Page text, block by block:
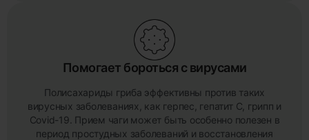
Помогает бороться с вирусами
Полисахариды гриба эффективны против таких
вирусных заболеваниях, как герпес, гепатит С, грипп и
Covid-19. Прием чаги может быть особенно полезен в
период простудных заболеваний и восстановления